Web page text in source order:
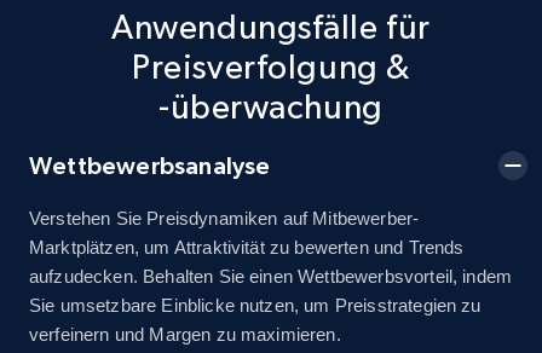
Seller id, URL, Seller name, Description, Detailed
info, Stars, Feedbacks, Return policy, and more.
378+ Jetzt anfangen
eBay
URL, Product id, Title, Seller name, Seller rating,
Seller reviews, Breadcrumbs, Root category, and
more.
Anwendungsfälle für
Preisverfolgung &
-überwachung
Wettbewerbsanalyse
Verstehen Sie Preisdynamiken auf Mitbewerber-
Marktplätzen, um Attraktivität zu bewerten und Trends
aufzudecken. Behalten Sie einen Wettbewerbsvorteil, indem
Sie umsetzbare Einblicke nutzen, um Preisstrategien zu
verfeinern und Margen zu maximieren.